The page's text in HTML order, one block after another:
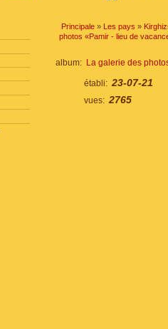
Principale » Les pays »
photos «Pamir - lieu de
album: La galerie des
établi: 23-07-21
vues: 2765